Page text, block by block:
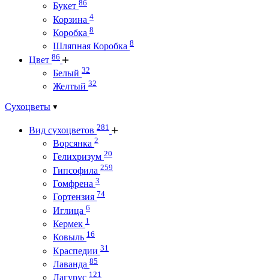
Букет 86
Корзина 4
Коробка 8
Шляпная Коробка 8
Цвет 86
Белый 32
Желтый 32
Сухоцветы
Вид сухоцветов 281
Ворсянка 2
Гелихризум 20
Гипсофила 259
Гомфрена 3
Гортензия 74
Иглица 6
Кермек 1
Ковыль 16
Краспедии 31
Лаванда 85
Лагурус 121